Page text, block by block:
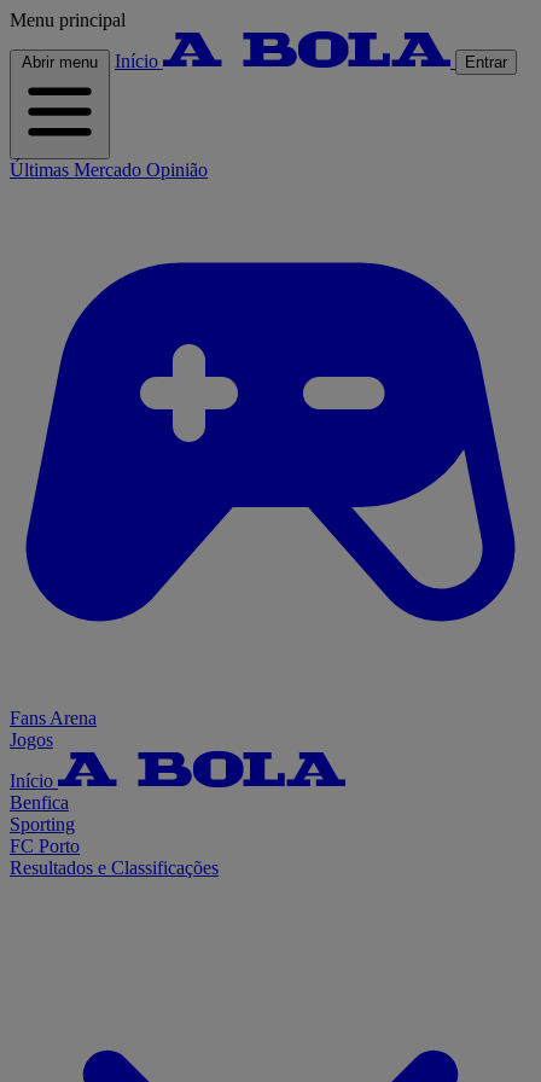
Menu principal
Abrir menu Início Entrar
Últimas Mercado Opinião
Fans Arena
Jogos
Início
Benfica
Sporting
FC Porto
Resultados e Classificações